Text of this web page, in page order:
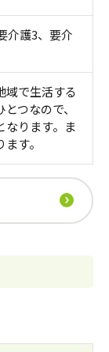
介護3、要介
域で生活する
つなので、
なります。ま
す。